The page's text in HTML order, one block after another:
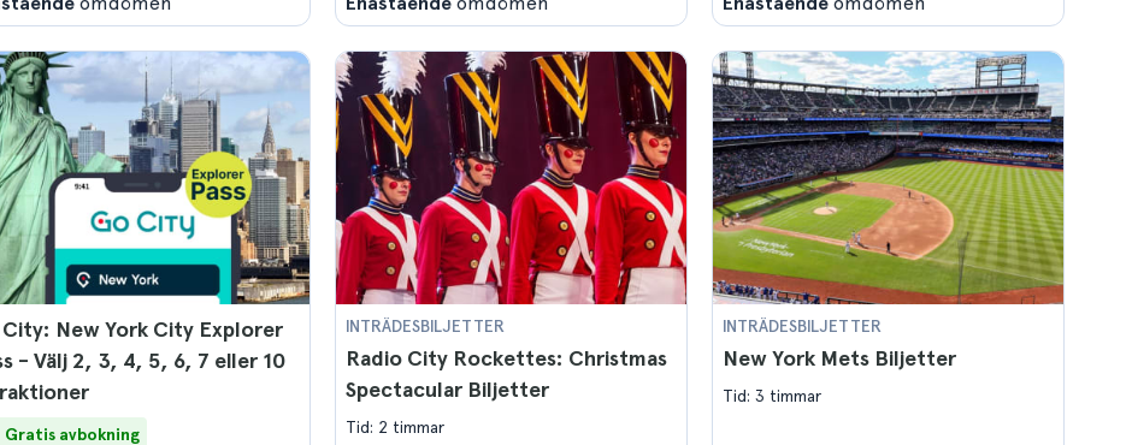
City: New York City Explorer
- Välj 2, 3, 4, 5, 6, 7 eller 10
Gratis avbokning
INTRÄDESBILJETTER
Radio City Rockettes: Christmas
Spectacular Biljetter
Tid: 2 timmar
INTRÄDESBILJETTER
New York Mets Biljetter
Tid: 3 timmar